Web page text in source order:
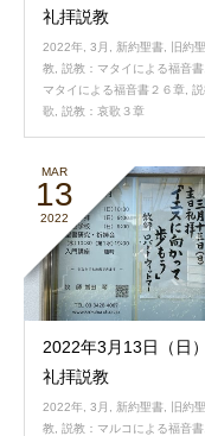
礼拝説教
2022年, 3月 , 新約聖書, 旧約
教, 説教：マタイによる福音書
マタイによる福音書２６章,
歌, 説教：哀歌３章
MAR
13
2022
2022年3月13日（日
礼拝説教
2022年 3月 新約聖書 旧約
教 説教：マルコによる福音書